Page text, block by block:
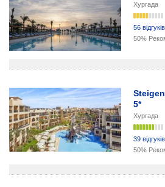
Хургада
56 відгуків
50%
5*
Хургада
39 відгуків
50%